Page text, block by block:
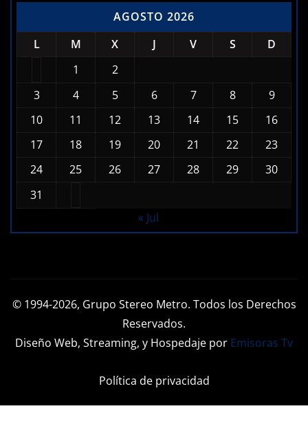
AGOSTO 2026
L
M X J V S
D
1
2
3
4 5 6 7 8
9
10
11 12 13 14 15
16
17
27
© 1994-2026, Grupo Stereo Metro. Todos los Derechos
Reservados.
Diseño Web, Streaming, y Hospedaje por